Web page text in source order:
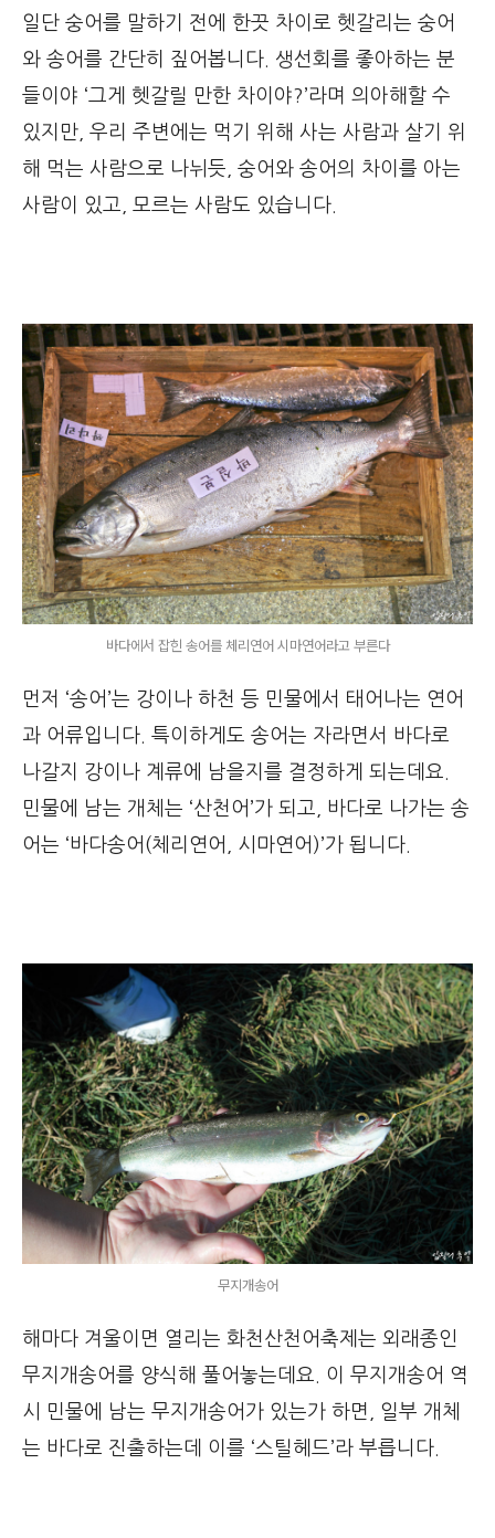
일단 숭어를 말하기 전에 한끗 차이로 헷갈리는 숭어
와 송어를 간단히 짚어봅니다. 생선회를 좋아하는 분
들이야 ‘그게 헷갈릴 만한 차이야?’라며 의아해할 수
있지만, 우리 주변에는 먹기 위해 사는 사람과 살기 위
해 먹는 사람으로 나뉘듯, 숭어와 송어의 차이를 아는
사람이 있고, 모르는 사람도 있습니다.
바다에서 잡힌 송어를 체리연어 시마연어라고 부른다
먼저 ‘송어’는 강이나 하천 등 민물에서 태어나는 연어
과 어류입니다. 특이하게도 송어는 자라면서 바다로
나갈지 강이나 계류에 남을지를 결정하게 되는데요.
민물에 남는 개체는 ‘산천어’가 되고, 바다로 나가는 송
어는 ‘바다송어(체리연어, 시마연어)’가 됩니다.
무지개송어
해마다 겨울이면 열리는 화천산천어축제는 외래종인
무지개송어를 양식해 풀어놓는데요. 이 무지개송어 역
시 민물에 남는 무지개송어가 있는가 하면, 일부 개체
는 바다로 진출하는데 이를 ‘스틸헤드’라 부릅니다.